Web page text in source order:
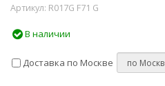
Артикул: R017G F71 G
В наличии
Доставка по Москве